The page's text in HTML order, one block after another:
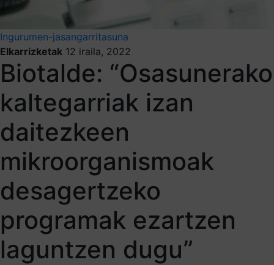
Ingurumen-jasangarritasuna
Elkarrizketak 12 iraila, 2022
Biotalde: “Osasunerako
kaltegarriak izan
daitezkeen
mikroorganismoak
desagertzeko
programak ezartzen
laguntzen dugu”